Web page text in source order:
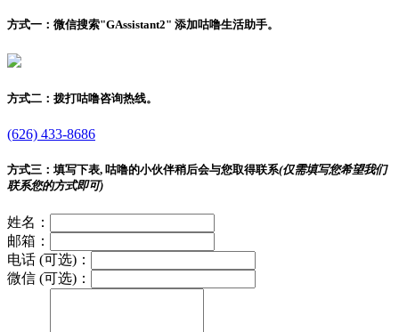
方式一： 微信搜索"GAssistant2" 添加咕噜生活助手。
方式二： 拨打咕噜咨询热线。
(626) 433-8686
方式三： 填写下表, 咕噜的小伙伴稍后会与您取得联系(仅需填写您希望我们
联系您的方式即可)
姓名：
邮箱：
电话 (可选)：
微信 (可选)：